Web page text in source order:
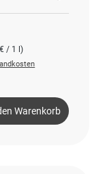
/ 1 l)
Warenkorb